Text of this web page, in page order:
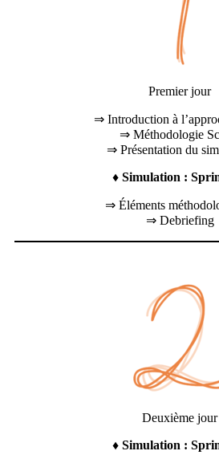
Premier jour
⇒ Introduction à
⇒ Méthodologie
⇒ Présentation du
♦ Simulation :
⇒ Éléments
⇒ Debriefing
Deuxième jour
♦ Simulation :